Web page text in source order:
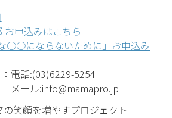
お申込みはこちら
○○にならないために」お申込み
電話:(03)6229-5254
の笑顔を増やすプロジェクト